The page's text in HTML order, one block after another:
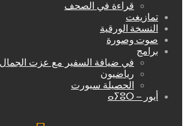
قراءة في الصحف
تمازيغت
النسخة الورقية
صوت وصورة
برامج
في ضيافة السفير مع عزت الجمال
رياضيون
الحصيلة سبورت
أيور – ⴰⵢⵓⵔ